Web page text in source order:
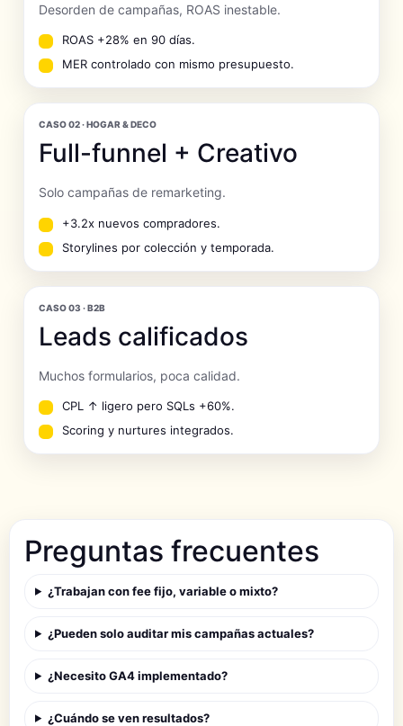
Desorden de campañas, ROAS inestable.
ROAS +28% en 90 días.
MER controlado con mismo presupuesto.
CASO 02 · HOGAR & DECO
Full-funnel + Creativo
Solo campañas de remarketing.
+3.2x nuevos compradores.
Storylines por colección y temporada.
CASO 03 · B2B
Leads calificados
Muchos formularios, poca calidad.
CPL ↑ ligero pero SQLs +60%.
Scoring y nurtures integrados.
Preguntas frecuentes
¿Trabajan con fee fijo, variable o mixto?
¿Pueden solo auditar mis campañas actuales?
¿Necesito GA4 implementado?
¿Cuándo se ven resultados?